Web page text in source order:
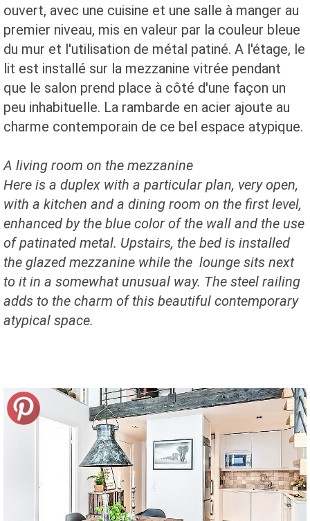
ouvert, avec une cuisine et une salle à manger au
premier niveau, mis en valeur par la couleur bleue
du mur et l'utilisation de métal patiné. A l'étage, le
lit est installé sur la mezzanine vitrée pendant
que le salon prend place à côté d'une façon un
peu inhabituelle. La rambarde en acier ajoute au
charme contemporain de ce bel espace atypique.
A living room on the mezzanine
Here is a duplex with a particular plan, very open,
with a kitchen and a dining room on the first level,
enhanced by the blue color of the wall and the use
of patinated metal. Upstairs, the bed is installed
the glazed mezzanine while the lounge sits next
to it in a somewhat unusual way. The steel railing
adds to the charm of this beautiful contemporary
atypical space.